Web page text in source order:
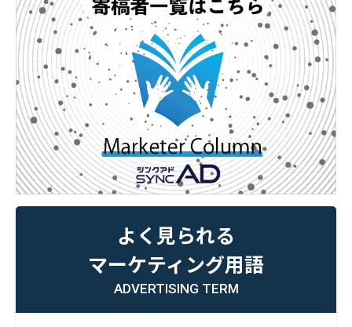
よく見られる
マーケティング用語
ADVERTISING TERM